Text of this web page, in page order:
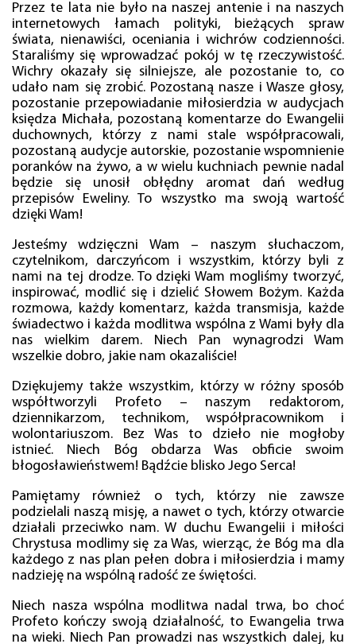
Przez te lata nie było na naszej antenie i na naszych
internetowych łamach polityki, bieżących spraw
świata, nienawiści, oceniania i wichrów codzienności.
Staraliśmy się wprowadzać pokój w tę rzeczywistość.
Wichry okazały się silniejsze, ale pozostanie to, co
udało nam się zrobić. Pozostaną nasze i Wasze głosy,
pozostanie przepowiadanie miłosierdzia w audycjach
księdza Michała, pozostaną komentarze do Ewangelii
duchownych, którzy z nami stale współpracowali,
pozostaną audycje autorskie, pozostanie wspomnienie
poranków na żywo, a w wielu kuchniach pewnie nadal
będzie się unosił obłędny aromat dań według
przepisów Eweliny. To wszystko ma swoją wartość
dzięki Wam!
Jesteśmy wdzięczni Wam – naszym słuchaczom,
czytelnikom, darczyńcom i wszystkim, którzy byli z
nami na tej drodze. To dzięki Wam mogliśmy tworzyć,
inspirować, modlić się i dzielić Słowem Bożym. Każda
rozmowa, każdy komentarz, każda transmisja, każde
świadectwo i każda modlitwa wspólna z Wami były dla
nas wielkim darem. Niech Pan wynagrodzi Wam
wszelkie dobro, jakie nam okazaliście!
Dziękujemy także wszystkim, którzy w różny sposób
współtworzyli Profeto – naszym redaktorom,
dziennikarzom, technikom, współpracownikom i
wolontariuszom. Bez Was to dzieło nie mogłoby
istnieć. Niech Bóg obdarza Was obficie swoim
błogosławieństwem! Bądźcie blisko Jego Serca!
Pamiętamy również o tych, którzy nie zawsze
podzielali naszą misję, a nawet o tych, którzy otwarcie
działali przeciwko nam. W duchu Ewangelii i miłości
Chrystusa modlimy się za Was, wierząc, że Bóg ma dla
każdego z nas plan pełen dobra i miłosierdzia i mamy
nadzieję na wspólną radość ze świętości.
Niech nasza wspólna modlitwa nadal trwa, bo choć
Profeto kończy swoją działalność, to Ewangelia trwa
na wieki. Niech Pan prowadzi nas wszystkich dalej, ku